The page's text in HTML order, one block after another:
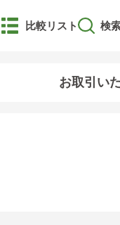
比較リスト 検
お取引い